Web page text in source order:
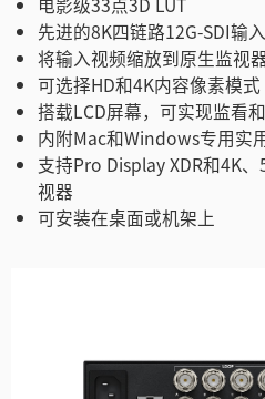
电影级33点3D LUT
先进的8K四链路12G-SDI输入
将输入视频缩放到原生监视
可选择HD和4K内容像素模式
搭载LCD屏幕，可实现监看
内附Mac和Windows专用实
支持Pro Display XDR和4K
视器
可安装在桌面或机架上